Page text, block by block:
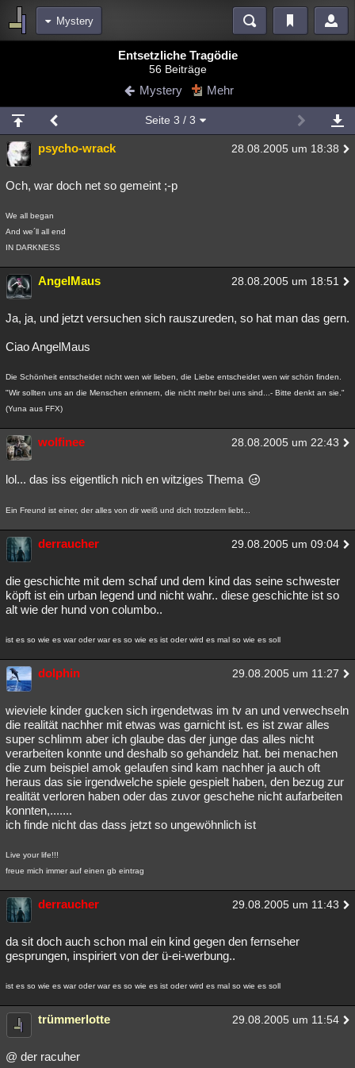
Mystery
Blogs
Chat Wiki Neuigkeiten
meine Rubriken
Menschen Wissenschaft Mystery Kriminalfälle
Spiritualität Verschwörungen
Natur
Astronomie
Musik Clash Verbesserungen Allmystery English
Übersichten
Besucht Teilgenommen Alle Neue Geschlossen
Lesenswert
Entsetzliche Tragödie
56 Beiträge
Mystery Mehr
Seite 3 / 3
psycho-wrack 28.08.2005 um 18:38
Och, war doch net so gemeint ;-p
We all began
And we´ll all end
IN DARKNESS
AngelMaus 28.08.2005 um 18:51
Ja, ja, und jetzt versuchen sich rauszureden, so hat man das gern.
Ciao AngelMaus
Die Schönheit entscheidet nicht wen wir lieben, die Liebe entscheidet wen wir schön finden.
"Wir sollten uns an die Menschen erinnern, die nicht mehr bei uns sind...- Bitte denkt an sie."
(Yuna aus FFX)
wolfinee 28.08.2005 um 22:43
lol... das iss eigentlich nich en witziges Thema
Ein Freund ist einer, der alles von dir weiß und dich trotzdem liebt...
derraucher 29.08.2005 um 09:04
die geschichte mit dem schaf und dem kind das seine schwester
köpft ist ein urban legend und nicht wahr.. diese geschichte ist so
alt wie der hund von columbo..
ist es so wie es war oder war es so wie es ist oder wird es mal so wie es soll
dolphin 29.08.2005 um 11:27
wieviele kinder gucken sich irgendetwas im tv an und verwechseln
die realität nachher mit etwas was garnicht ist. es ist zwar alles
super schlimm aber ich glaube das der junge das alles nicht
verarbeiten konnte und deshalb so gehandelz hat. bei menachen
die zum beispiel amok gelaufen sind kam nachher ja auch oft
heraus das sie irgendwelche spiele gespielt haben, den bezug zur
realität verloren haben oder das zuvor geschehe nicht aufarbeiten
konnten,.......
ich finde nicht das dass jetzt so ungewöhnlich ist
Live your life!!!
freue mich immer auf einen gb eintrag
derraucher 29.08.2005 um 11:43
da sit doch auch schon mal ein kind gegen den fernseher
gesprungen, inspiriert von der ü-ei-werbung..
ist es so wie es war oder war es so wie es ist oder wird es mal so wie es soll
trümmerlotte 29.08.2005 um 11:54
@ der racuher